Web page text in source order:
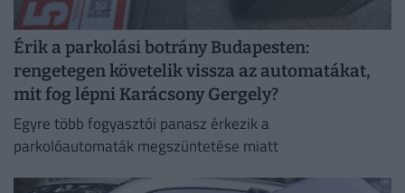
Érik a parkolási botrány Budapesten:
rengetegen követelik vissza az automatákat,
mit fog lépni Karácsony Gergely?
Egyre több fogyasztói panasz érkezik a
parkolóautomaták megszüntetése miatt